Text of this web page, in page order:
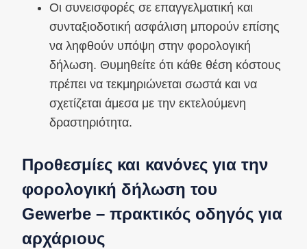
Οι συνεισφορές σε επαγγελματική και
συνταξιοδοτική ασφάλιση μπορούν επίσης
να ληφθούν υπόψη στην φορολογική
δήλωση. Θυμηθείτε ότι κάθε θέση κόστους
πρέπει να τεκμηριώνεται σωστά και να
σχετίζεται άμεσα με την εκτελούμενη
δραστηριότητα.
Προθεσμίες και κανόνες για την
φορολογική δήλωση του
Gewerbe – πρακτικός οδηγός για
αρχάριους